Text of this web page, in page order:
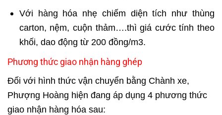
Với hàng hóa nhẹ chiếm diện tích như thùng
carton, nệm, cuộn thảm….thì giá cước tính theo
khối, dao động từ 200 đồng/m3.
Phương thức giao nhận hàng ghép
Đối với hình thức vận chuyển bằng Chành xe,
Phượng Hoàng hiện đang áp dụng 4 phương thức
giao nhận hàng hóa sau: